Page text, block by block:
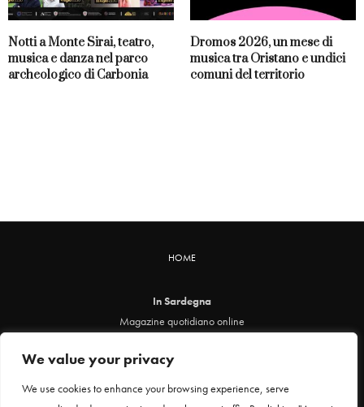
We value your privacy
We use cookies to enhance your browsing experience, serve
Notti a Monte Sirai, teatro,
musica e danza nel parco
archeologico di Carbonia
Dromos 2026, un mese di
musica tra Oristano e undici
comuni del territorio
HOME
In Sardegna
Magazine quotidiano online
Direttore responsabile ed editore: Claudia Marin
Piazza Santa Chiara, 49 - 00186 - Roma
P.IVA 12912621005